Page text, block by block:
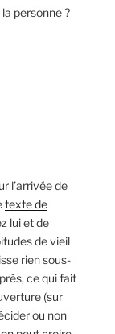
la personne ?
l’arrivée de
texte de
lui et de
de vieil
rien sous-
ce qui fait
(sur
ou non